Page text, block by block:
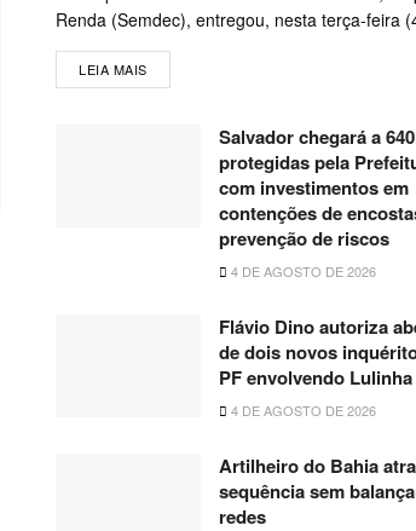
Renda (Semdec), entregou, nesta terça-feira
LEIA MAIS
Salvador chegará a
protegidas pela
com investimentos em
contenções de
prevenção de riscos
4 DE AGOSTO DE 2026
Flávio Dino autoriza
de dois novos
PF envolvendo Lulinha
4 DE AGOSTO DE 2026
Artilheiro do Bahia
sequência sem
redes